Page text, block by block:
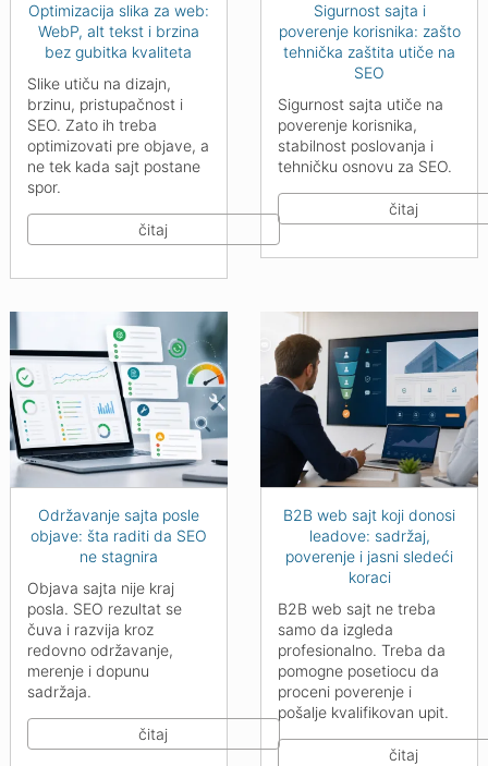
Optimizacija slika za web:
WebP, alt tekst i brzina
bez gubitka kvaliteta
Slike utiču na dizajn,
brzinu, pristupačnost i
SEO. Zato ih treba
optimizovati pre objave, a
ne tek kada sajt postane
spor.
čitaj
Sigurnost sajta i
poverenje korisnika: zašto
tehnička zaštita utiče na
SEO
Sigurnost sajta utiče na
poverenje korisnika,
stabilnost poslovanja i
tehničku osnovu za SEO.
čitaj
Održavanje sajta posle
objave: šta raditi da SEO
ne stagnira
Objava sajta nije kraj
posla. SEO rezultat se
čuva i razvija kroz
redovno održavanje,
merenje i dopunu
sadržaja.
čitaj
B2B web sajt koji donosi
leadove: sadržaj,
poverenje i jasni sledeći
koraci
B2B web sajt ne treba
samo da izgleda
profesionalno. Treba da
pomogne posetiocu da
proceni poverenje i
pošalje kvalifikovan upit.
čitaj